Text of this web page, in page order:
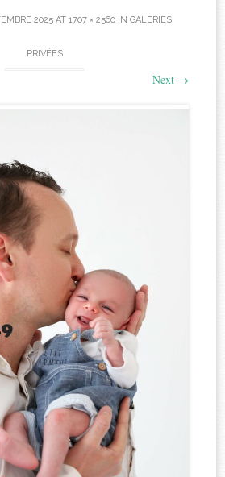
2025AT 1707 × 2560IN GALERIES
PRIVÉES
Next →